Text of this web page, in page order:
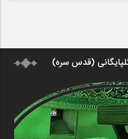
(قدس سره)